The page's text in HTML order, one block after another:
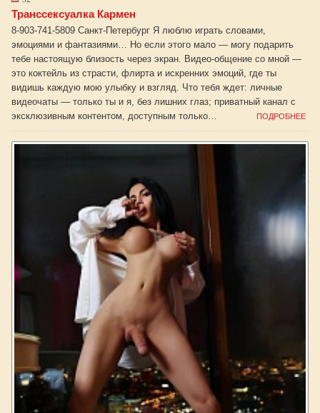
Транссексуалка Кармен
8-903-741-5809 Санкт-Петербург Я люблю играть словами,
эмоциями и фантазиями… Но если этого мало — могу подарить
тебе настоящую близость через экран. Видео-общение со мной —
это коктейль из страсти, флирта и искренних эмоций, где ты
видишь каждую мою улыбку и взгляд. Что тебя ждет: личные
видеочаты — только ты и я, без лишних глаз; приватный канал с
эксклюзивным контентом, доступным только…
ПОДРОБНЕЕ